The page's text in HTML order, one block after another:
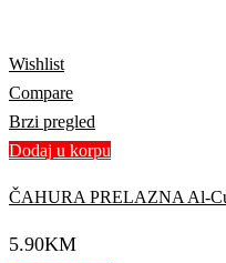
Wishlist
Compare
Brzi pregled
Dodaj u korpu
ČAHURA PRELAZNA Al-
5.90KM